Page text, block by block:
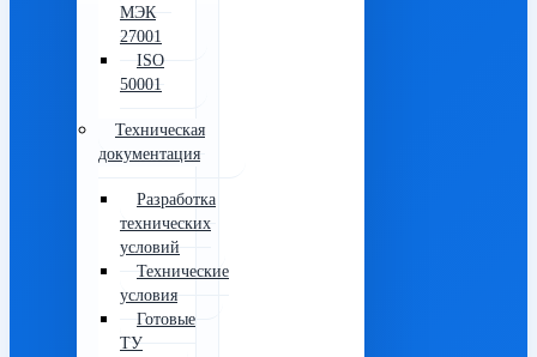
МЭК
27001
ISO
50001
Техническая
документация
Разработка
технических
условий
Технические
условия
Готовые
ТУ